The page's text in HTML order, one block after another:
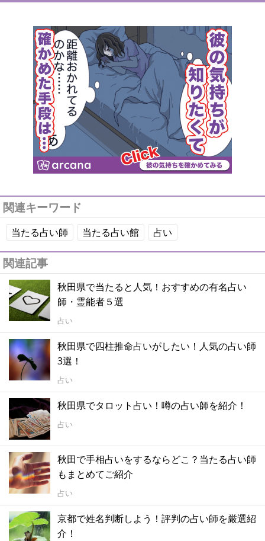
関連キーワード
当たる占い師 当たる占い館 占い
関連記事
秋田県で当たると人気！おすすめの有名占い
師・霊能者５選
占い
秋田県で四柱推命占いがしたい！人気の占い師
3選！
占い
秋田県でタロット占い！噂の占い師を紹介！
占い
秋田で手相占いをするならどこ？当たる占い師
もまとめてご紹介
占い
京都で姓名判断しよう！評判の占い師を厳選紹
介！